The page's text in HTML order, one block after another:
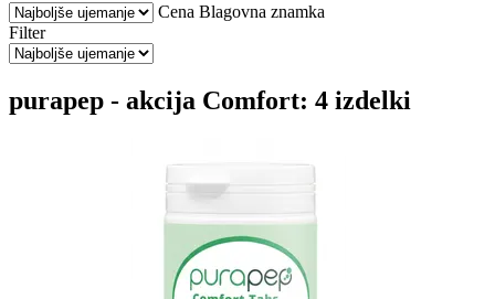
Cena Blagovna znamka
Filter
purapep - akcija Comfort: 4 izdelki